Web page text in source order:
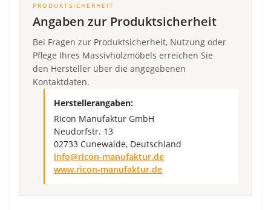
PRODUKTSICHERHEIT
Angaben zur Produktsicherheit
Bei Fragen zur Produktsicherheit, Nutzung oder
Pflege Ihres Massivholzmöbels erreichen Sie
den Hersteller über die angegebenen
Kontaktdaten.
Herstellerangaben:
Ricon Manufaktur GmbH
Neudorfstr. 13
02733 Cunewalde, Deutschland
info@ricon-manufaktur.de
www.ricon-manufaktur.de